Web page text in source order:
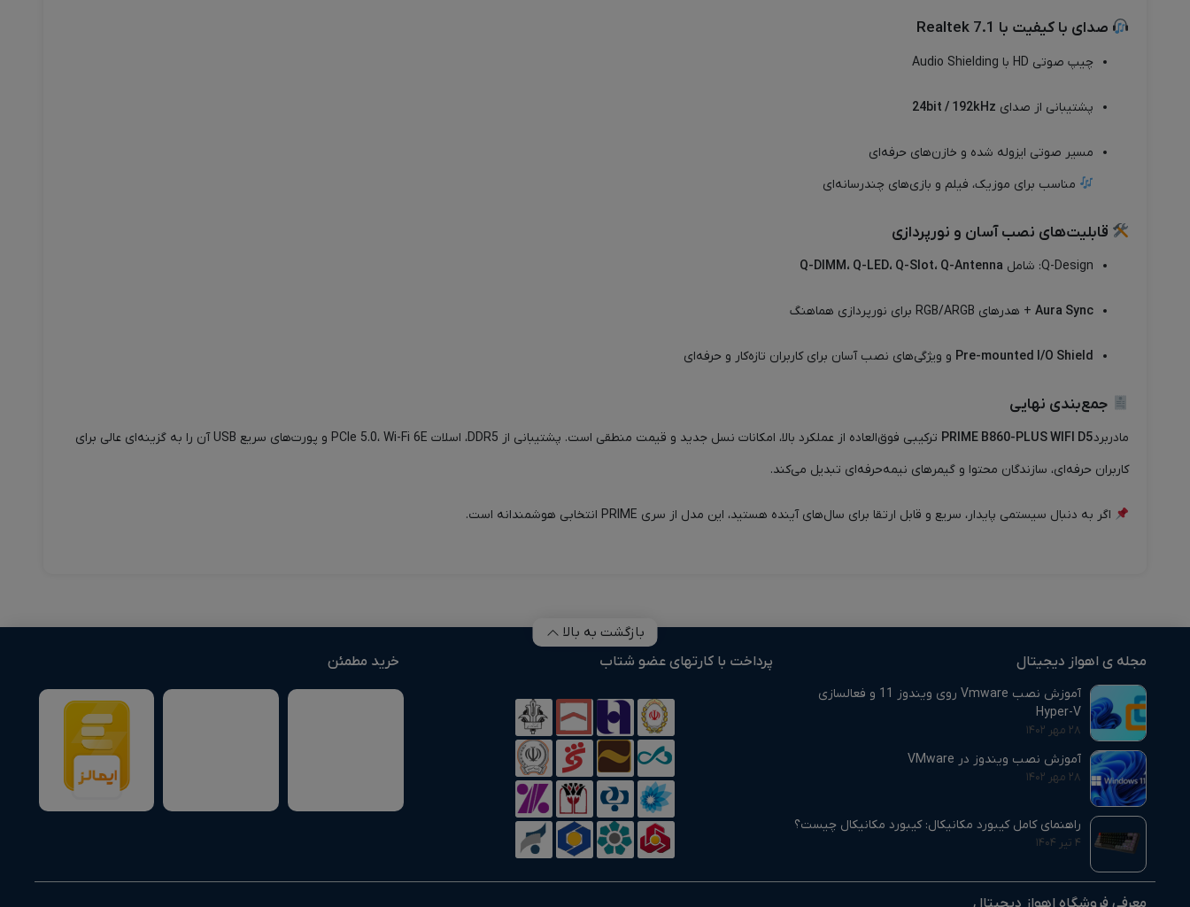
صدای با کیفیت با Realtek 7.1
چیپ صوتی HD با Audio Shielding
پشتیبانی از صدای 24bit / 192kHz
مسیر صوتی ایزوله شده و خازن‌های حرفه‌ای
مناسب برای موزیک، فیلم و بازی‌های چندرسانه‌ای
قابلیت‌های نصب آسان و نورپردازی
Q-Design: شامل Q-DIMM، Q-LED، Q-Slot، Q-Antenna
Aura Sync+ هدرهای RGB/ARGB برای نورپردازی هماهنگ
Pre-mounted I/O Shield و ویژگی‌های نصب آسان برای کاربران تازه‌کار و حرفه‌ای
جمع‌بندی نهایی
مادربردPRIME B860-PLUS WIFI D5
ترکیبی فوق‌العاده از عملکرد بالا، امکانات نسل جدید و قیمت منطقی است. پشتیبانی از DDR5، اسلات PCIe 5.0، Wi-Fi 6E و پورت‌های سریع USB آن را به گزینه‌ای عالی برای
کاربران حرفه‌ای، سازندگان محتوا و گیمرهای نیمه‌حرفه‌ای تبدیل می‌کند.
اگر به دنبال سیستمی پایدار، سریع و قابل ارتقا برای سال‌های آینده هستید، این مدل از سری PRIME انتخابی هوشمندانه است.
بازگشت به بالا
مجله ی اهواز دیجیتال
آموزش نصب Vmware روی ویندوز 11 و فعالسازی
Hyper-V
۲۸ مهر ۱۴۰۲
آموزش نصب ویندوز در VMware
۲۸ مهر ۱۴۰۲
راهنمای کامل کیبورد مکانیکال: کیبورد مکانیکال چیست؟
۴ تیر ۱۴۰۴
پرداخت با کارتهای عضو شتاب خرید مطمئن